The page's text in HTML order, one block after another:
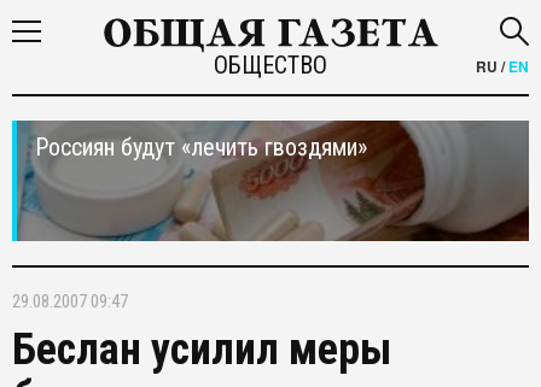
ОБЩЕСТВО RU /EN
Россиян будут «лечить гвоздями»
29.08.2007 09:47
Беслан усилил меры